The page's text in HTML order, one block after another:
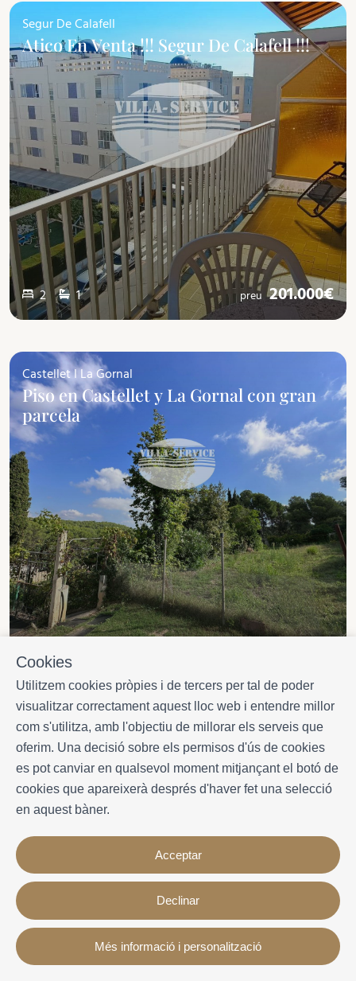
Cookies
Utilitzem cookies pròpies i de tercers per tal de poder
visualitzar correctament aquest lloc web i entendre millor
com s'utilitza, amb l'objectiu de millorar els serveis que
oferim. Una decisió sobre els permisos d'ús de cookies
es pot canviar en qualsevol moment mitjançant el botó de
cookies que apareixerà després d'haver fet una selecció
en aquest bàner.
Acceptar
Declinar
Més informació i personalització
Segur De Calafell
Atico En Venta !!! Segur De Calafell !!!
2 1 preu 201.000€
Castellet I La Gornal
Piso en Castellet y La Gornal con gran
parcela
199.000€
Segur De Calafell
BONITO PISO CON PISCINA
COMUNITARIA
Veure mapa